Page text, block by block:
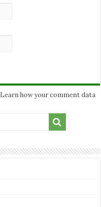
Learn how your comment data